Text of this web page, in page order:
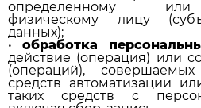
определенному
физическому лицу
данных);
• обработка
действие (операция) или
(операций),
средств автоматизации
таких средств с